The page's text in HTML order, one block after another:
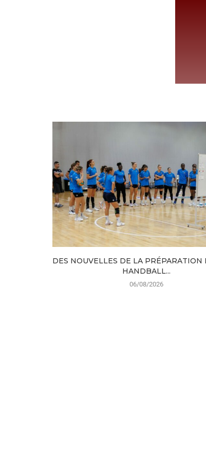
DES NOUVELLES DE LA PRÉPARATION
HANDBALL...
06/08/2026